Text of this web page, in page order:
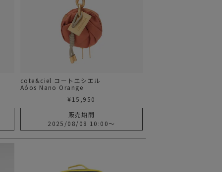
cote&ciel コートエシエル
Aóos Nano Orange
¥ 15,950
販売期間
2025/08/08 10:00〜